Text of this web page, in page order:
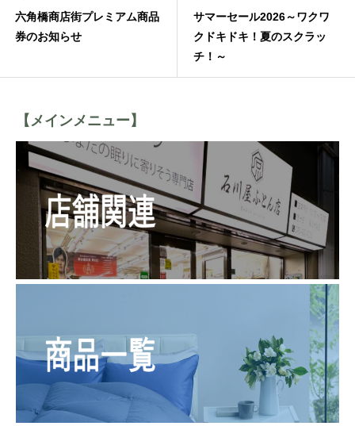
六角橋商店街プレミアム商品
券のお知らせ
サマーセール2026～ワクワ
クドキドキ！夏のスクラッ
チ！～
【メインメニュー】